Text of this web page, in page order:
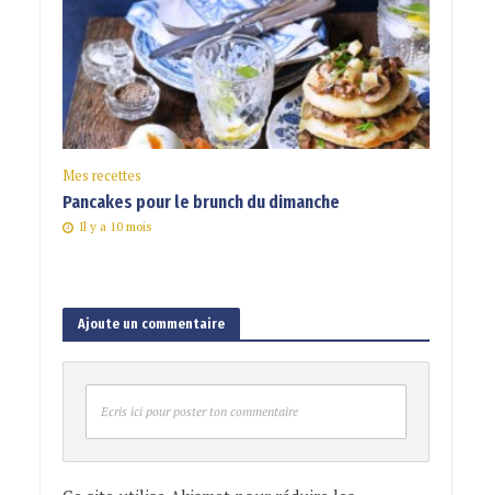
Mes recettes
Pancakes pour le brunch du dimanche
Il y a 10 mois
Ajoute un commentaire
Ecris ici pour poster ton commentaire